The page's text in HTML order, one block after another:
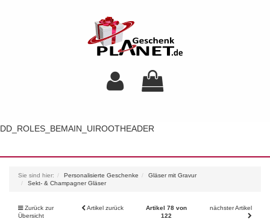
DD_ROLES_BEMAIN_UIROOTHEADER
Sie sind hier: Personalisierte Geschenke
Gläser mit Gravur
Sekt- & Champagner Gläser
Zurück zur
Übersicht
Artikel zurück
Artikel 78 von
122
nächster Artikel